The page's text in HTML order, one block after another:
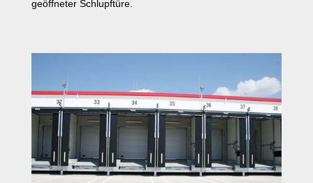
geöffneter Schlupftüre.